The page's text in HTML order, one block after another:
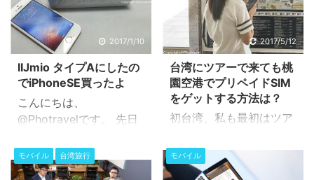
2017/1/10
IIJmio タイプAにしたの
でiPhoneSE買ったよ
こんにちは、
@Photravelです。 先日
イプAを契約してしまっ
たんですよ。よくあるド
2017/5/12
台湾にツアーで来ても桃
園空港でプリペイドSIM
をゲットする方法は？
初台湾、私も最初はツア
台湾で、空港からどう町
中へ行けばいいのか？と
モバイル 台湾旅行 モバイル